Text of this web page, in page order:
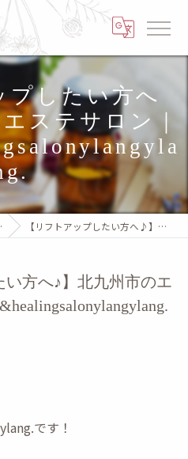
プしたい方へ
ステサロン｜
【リフトアップしたい方へ♪】北九州市のエステサロン｜aroma&healingsalonylangylang.
方へ♪】北九州市のエ
です！